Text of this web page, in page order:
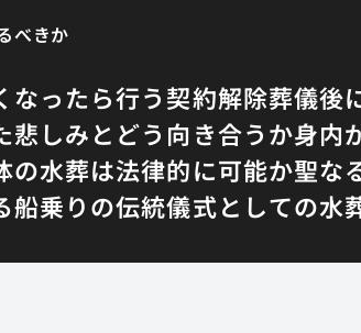
べきか
なったら行う契約解除葬儀後
悲しみとどう向き合うか身内
の水葬は法律的に可能か聖な
船乗りの伝統儀式としての水